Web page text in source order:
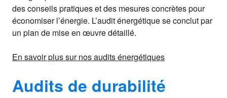
des conseils pratiques et des mesures concrètes pour
économiser l’énergie. L’audit énergétique se conclut par
un plan de mise en œuvre détaillé.
En savoir plus sur nos audits énergétiques
Audits de durabilité